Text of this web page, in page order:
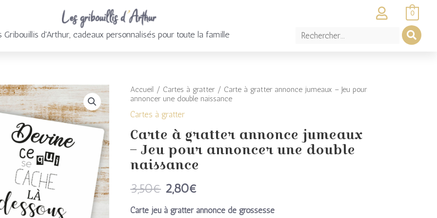
Gribouillis d'Arthur, cadeaux personnalisés pour toute la famille
0
Accueil / Cartes à gratter/ Carte à gratter annonce jumeaux – Jeu pour
annoncer une double naissance
Cartes à gratter
Carte à gratter annonce jumeaux
– Jeu pour annoncer une double
naissance
3,50€
Le
prix
initial
était :
3,50€.
2,80€
Le
actuel
est :
2,80€.
Carte jeu à gratter annonce de grossesse
quantité
de
Carte
à
gratter
annonce
jumeaux